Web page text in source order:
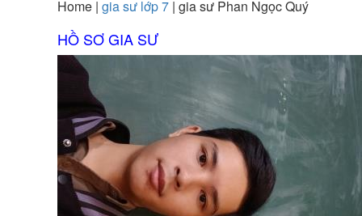
Home |gia sư lớp 7 | gia sư Phan Ngọc Quý
HỒ SƠ GIA SƯ